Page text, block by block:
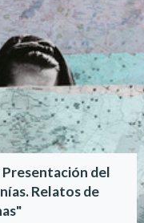
Presentación del
Relatos de